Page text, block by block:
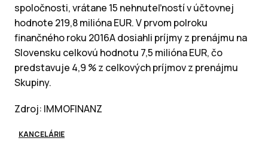
spoločnosti, vrátane 15 nehnuteľností v účtovnej
hodnote 219,8 milióna EUR. V prvom polroku
finančného roku 2016A dosiahli príjmy z prenájmu na
Slovensku celkovú hodnotu 7,5 milióna EUR, čo
predstavuje 4,9 % z celkových príjmov z prenájmu
Skupiny.
Zdroj: IMMOFINANZ
KANCELÁRIE